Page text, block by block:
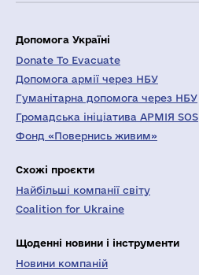
Допомога Україні
Donate To Evacuate
Допомога армії через НБУ
Гуманітарна допомога через НБУ
Громадська ініціатива АРМІЯ SOS
Фонд «Повернись живим»
Схожі проєкти
Найбільші компанії світу
Coalition for Ukraine
Щоденні новини і інструменти
Новини компаній